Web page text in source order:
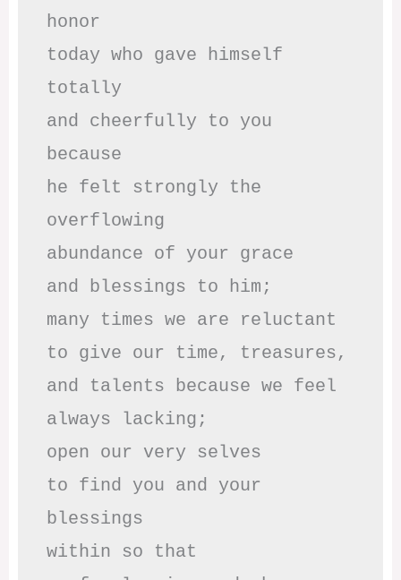
honor
today who gave himself
totally
and cheerfully to you
because
he felt strongly the
overflowing
abundance of your grace
and blessings to him;
many times we are reluctant
to give our time, treasures,
and talents because we feel
always lacking;
open our very selves
to find you and your
blessings
within so that